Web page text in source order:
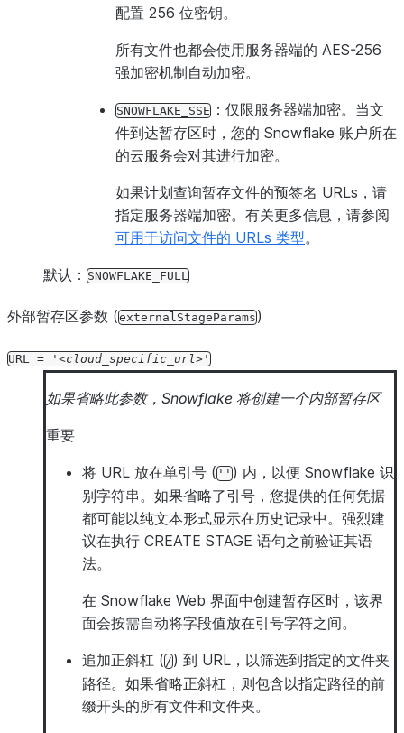
配置 256 位密钥。
所有文件也都会使用服务器端的 AES-256
强加密机制自动加密。
SNOWFLAKE_SSE ：仅限服务器端加密。当文
件到达暂存区时，您的 Snowflake 账户所在
的云服务会对其进行加密。
如果计划查询暂存文件的预签名 URLs，请
指定服务器端加密。有关更多信息，请参阅
可用于访问文件的 URLs 类型。
默认： SNOWFLAKE_FULL
外部暂存区参数 (externalStageParams)
URL = ' cloud_specific_url '
如果省略此参数，Snowflake 将创建一个内部暂存区
重要
将 URL 放在单引号 ('') 内，以便 Snowflake 识
别字符串。如果省略了引号，您提供的任何凭据
都可能以纯文本形式显示在历史记录中。强烈建
议在执行 CREATE STAGE 语句之前验证其语
法。
在 Snowflake Web 界面中创建暂存区时，该界
面会按需自动将字段值放在引号字符之间。
追加正斜杠 (/) 到 URL，以筛选到指定的文件夹
路径。如果省略正斜杠，则包含以指定路径的前
缀开头的所有文件和文件夹。